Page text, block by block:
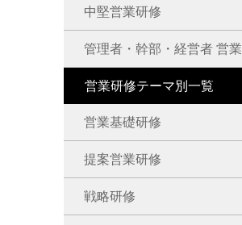
中堅営業研修
管理者・幹部・経営者 営
営業研修テーマ別一覧
営業基礎研修
提案営業研修
戦略研修